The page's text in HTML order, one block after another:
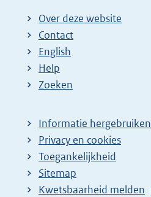
Over deze website
Contact
English
Help
Zoeken
Informatie hergebruiken
Privacy en cookies
Toegankelijkheid
Sitemap
E
Kwetsbaarheid melden